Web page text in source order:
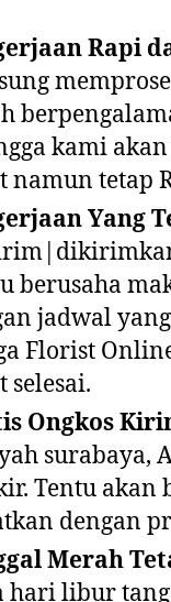
Rapi
kami
namun tetap
Yang
berusaha
jadwal
Florist
selesai.
Ongkos
surabaya,
Tentu akan
dengan
Merah
hari libur